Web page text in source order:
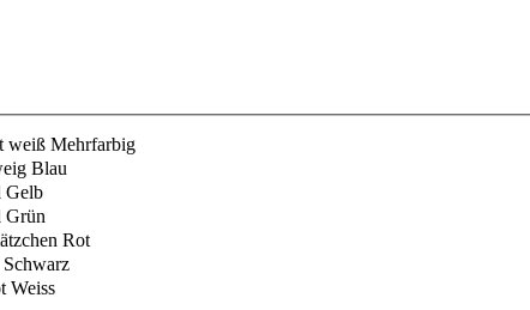
Mehrfarbig
Blau
Gelb
Grün
Rot
Schwarz
Weiss